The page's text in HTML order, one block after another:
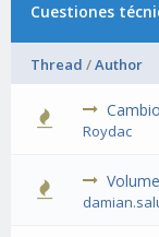
Cuestiones
Thread /Author
Roydac